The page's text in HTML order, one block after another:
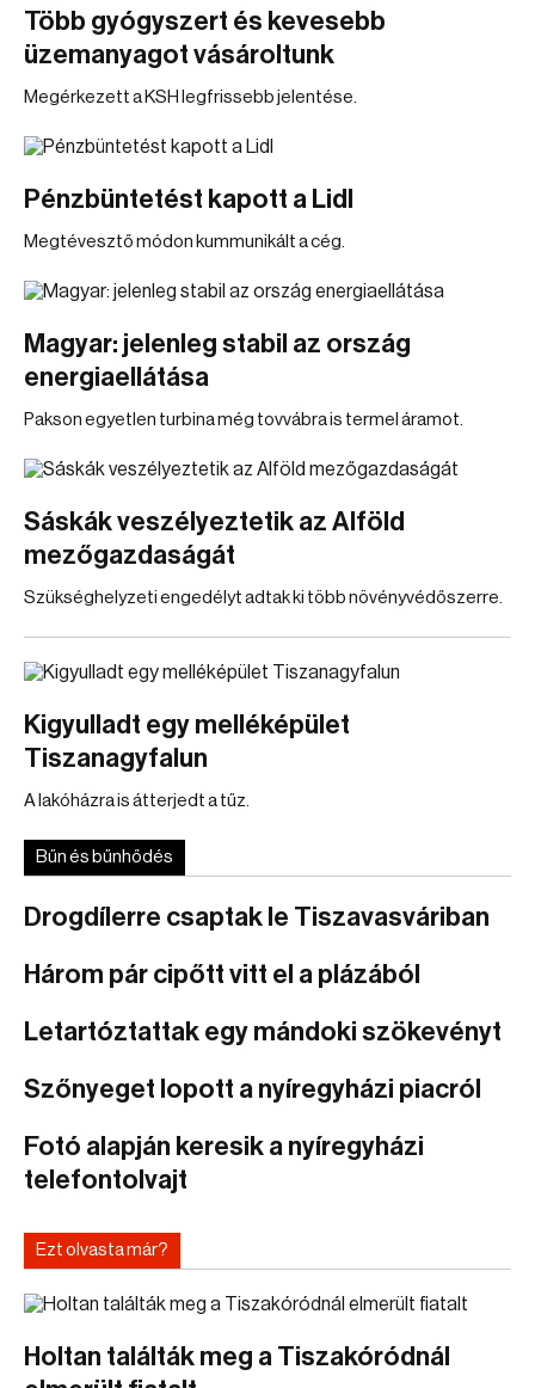
Több gyógyszert és kevesebb
üzemanyagot vásároltunk
Megérkezett a KSH legfrissebb jelentése.
Pénzbüntetést kapott a Lidl
Megtévesztő módon kummunikált a cég.
Magyar: jelenleg stabil az ország
energiaellátása
Pakson egyetlen turbina még tovvábra is termel áramot.
Sáskák veszélyeztetik az Alföld
mezőgazdaságát
Szükséghelyzeti engedélyt adtak ki több növényvédőszerre.
Kigyulladt egy melléképület
Tiszanagyfalun
A lakóházra is átterjedt a tűz.
Bűn és bűnhődés
Drogdílerre csaptak le Tiszavasváriban
Három pár cipőtt vitt el a plázából
Letartóztattak egy mándoki szökevényt
Szőnyeget lopott a nyíregyházi piacról
Fotó alapján keresik a nyíregyházi
telefontolvajt
Ezt olvasta már?
Holtan találták meg a Tiszakóródnál